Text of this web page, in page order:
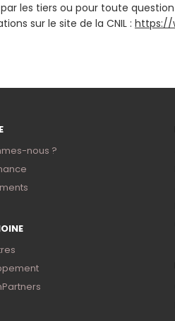
les tiers ou pour toute
sur le site de la CNIL : https://
nous ?